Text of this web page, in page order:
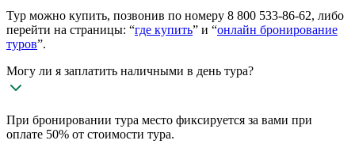
Тур можно купить, позвонив по номеру 8 800 533-86-62, либо
перейти на страницы: “где купить” и “онлайн бронирование
туров”.
Могу ли я заплатить наличными в день тура?
При бронировании тура место фиксируется за вами при
оплате 50% от стоимости тура.